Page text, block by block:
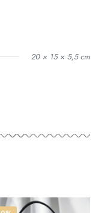
20 × 15 × 5,5 cm